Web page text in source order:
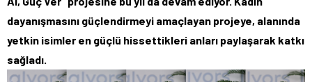
dayanışmasını güçlendirmeyi amaçlayan projeye, alanında
yetkin isimler en güçlü hissettikleri anları paylaşarak katkı
sağladı.